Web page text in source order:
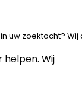
uw zoektocht?
helpen. Wij